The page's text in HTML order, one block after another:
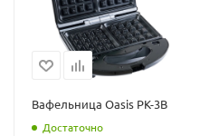
Вафельница Oasis PK-3B
Достаточно